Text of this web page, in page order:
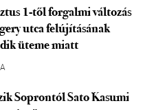
1-től forgalmi változás
utca felújításának
üteme miatt
Soprontól Sato Kasumi